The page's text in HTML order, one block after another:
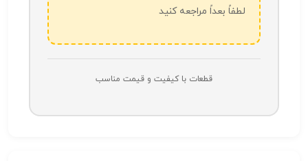
لطفاً بعداً مراجعه کنید
قطعات با کیفیت و قیمت مناسب